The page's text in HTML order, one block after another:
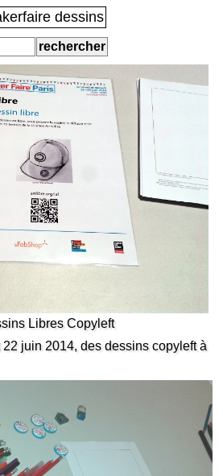
dessins
Libres Copyleft
22 juin 2014, des dessins copyleft à